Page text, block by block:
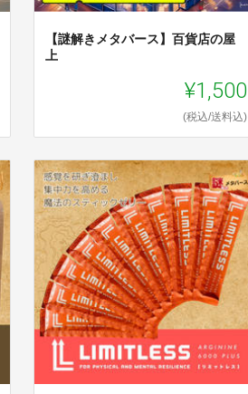
【謎解きメタバース】百貨店の屋
上
¥1,500
(税込/送料込)